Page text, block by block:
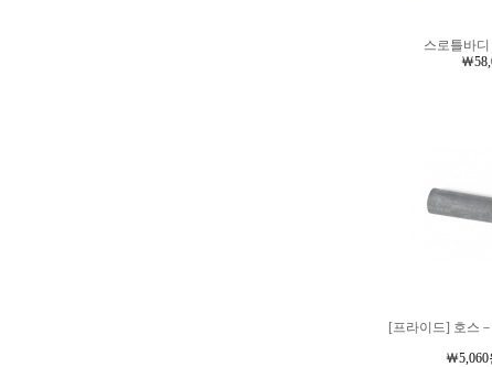
스로틀바디
￦
[프라이드] 호스
￦5,060